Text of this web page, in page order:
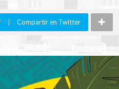
Compartir en Twitter